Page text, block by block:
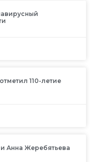
110-летие
Анна Жеребятьева